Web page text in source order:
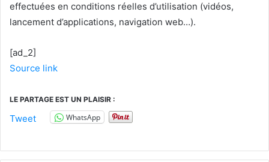
effectuées en conditions réelles d’utilisation (vidéos,
lancement d’applications, navigation web…).
[ad_2]
Source link
LE PARTAGE EST UN PLAISIR :
Tweet WhatsApp